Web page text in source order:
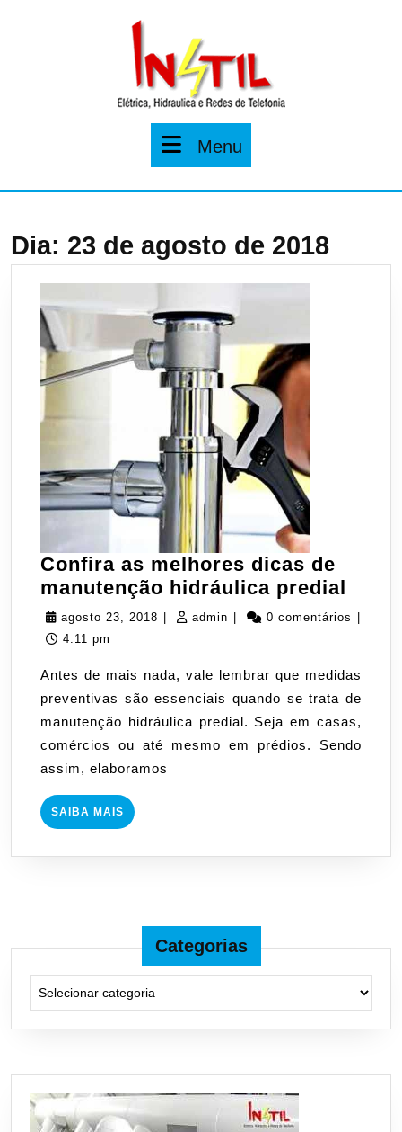
Menu
Dia: 23 de agosto de 2018
Confira as melhores dicas de
manutenção hidráulica predial
as
de
agosto 23, 2018 agostoadmin admin0 comentários
4:11 pm
Antes de mais nada, vale lembrar que medidas
preventivas são essenciais quando se trata de
manutenção hidráulica predial. Seja em casas,
comércios ou até mesmo em prédios. Sendo
assim, elaboramos
SAIBA MAIS SAIBA
MAIS
Categorias